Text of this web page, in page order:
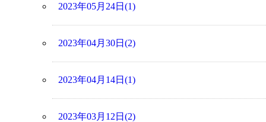
2023年05月24日(1)
2023年04月30日(2)
2023年04月14日(1)
2023年03月12日(2)